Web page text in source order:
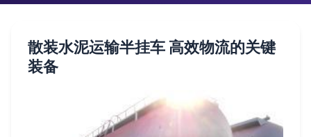
散装水泥运输半挂车 高效物流的关键
装备